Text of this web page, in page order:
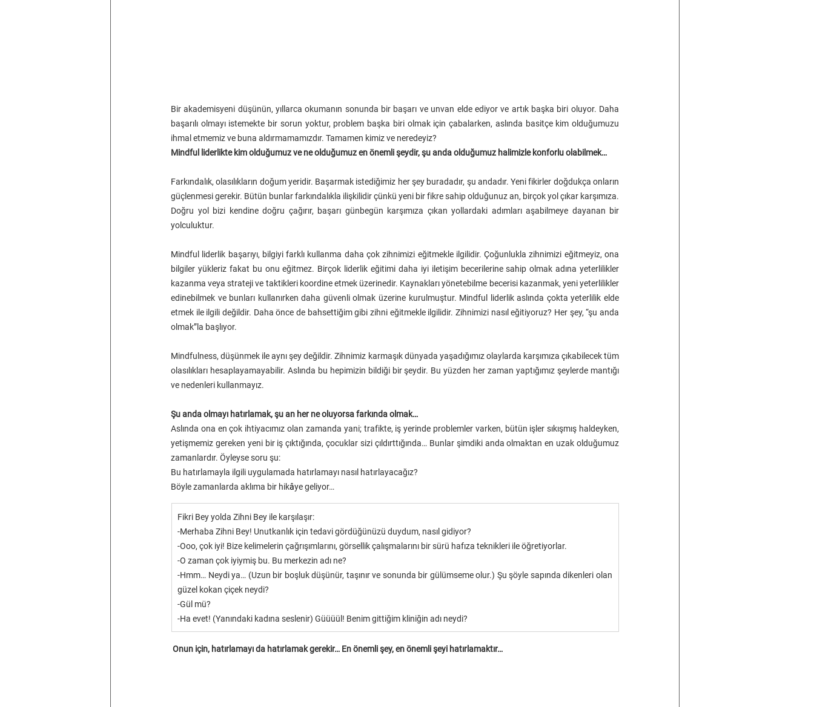
Bir akademisyeni düşünün, yıllarca okumanın sonunda bir başarı ve unvan elde ediyor ve artık başka biri oluyor. Daha
başarılı olmayı istemekte bir sorun yoktur, problem başka biri olmak için çabalarken, aslında basitçe kim olduğumuzu
ihmal etmemiz ve buna aldırmamamızdır. Tamamen kimiz ve neredeyiz?
Mindful liderlikte kim olduğumuz ve ne olduğumuz en önemli şeydir, şu anda olduğumuz halimizle konforlu olabilmek…
Farkındalık, olasılıkların doğum yeridir. Başarmak istediğimiz her şey buradadır, şu andadır. Yeni fikirler doğdukça onların
güçlenmesi gerekir. Bütün bunlar farkındalıkla ilişkilidir çünkü yeni bir fikre sahip olduğunuz an, birçok yol çıkar karşımıza.
Doğru yol bizi kendine doğru çağırır, başarı günbegün karşımıza çıkan yollardaki adımları aşabilmeye dayanan bir
yolculuktur.
Mindful liderlik başarıyı, bilgiyi farklı kullanma daha çok zihnimizi eğitmekle ilgilidir. Çoğunlukla zihnimizi eğitmeyiz, ona
bilgiler yükleriz fakat bu onu eğitmez. Birçok liderlik eğitimi daha iyi iletişim becerilerine sahip olmak adına yeterlilikler
kazanma veya strateji ve taktikleri koordine etmek üzerinedir. Kaynakları yönetebilme becerisi kazanmak, yeni yeterlilikler
edinebilmek ve bunları kullanırken daha güvenli olmak üzerine kurulmuştur. Mindful liderlik aslında çokta yeterlilik elde
etmek ile ilgili değildir. Daha önce de bahsettiğim gibi zihni eğitmekle ilgilidir. Zihnimizi nasıl eğitiyoruz? Her şey, “şu anda
olmak”la başlıyor.
Mindfulness, düşünmek ile aynı şey değildir. Zihnimiz karmaşık dünyada yaşadığımız olaylarda karşımıza çıkabilecek tüm
olasılıkları hesaplayamayabilir. Aslında bu hepimizin bildiği bir şeydir. Bu yüzden her zaman yaptığımız şeylerde mantığı
ve nedenleri kullanmayız.
Şu anda olmayı hatırlamak, şu an her ne oluyorsa farkında olmak…
Aslında ona en çok ihtiyacımız olan zamanda yani; trafikte, iş yerinde problemler varken, bütün işler sıkışmış haldeyken,
yetişmemiz gereken yeni bir iş çıktığında, çocuklar sizi çıldırttığında… Bunlar şimdiki anda olmaktan en uzak olduğumuz
zamanlardır. Öyleyse soru şu:
Bu hatırlamayla ilgili uygulamada hatırlamayı nasıl hatırlayacağız?
Böyle zamanlarda aklıma bir hikâye geliyor…
Fikri Bey yolda Zihni Bey ile karşılaşır:
-Merhaba Zihni Bey! Unutkanlık için tedavi gördüğünüzü duydum, nasıl gidiyor?
-Ooo, çok iyi! Bize kelimelerin çağrışımlarını, görsellik çalışmalarını bir sürü hafıza teknikleri ile öğretiyorlar.
-O zaman çok iyiymiş bu. Bu merkezin adı ne?
-Hmm… Neydi ya… (Uzun bir boşluk düşünür, taşınır ve sonunda bir gülümseme olur.) Şu şöyle sapında dikenleri olan
güzel kokan çiçek neydi?
-Gül mü?
-Ha evet! (Yanındaki kadına seslenir) Güüüül! Benim gittiğim kliniğin adı neydi?
Onun için, hatırlamayı da hatırlamak gerekir… En önemli şey, en önemli şeyi hatırlamaktır…